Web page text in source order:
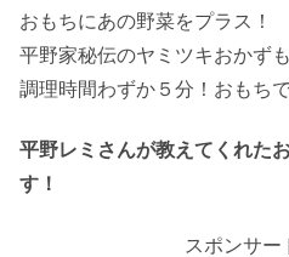
おもちにあの野菜をプラス！
平野家秘伝のヤミツキおかず
調理時間わずか５分！おもち
平野レミさんが教えてくれた
す！
スポンサー